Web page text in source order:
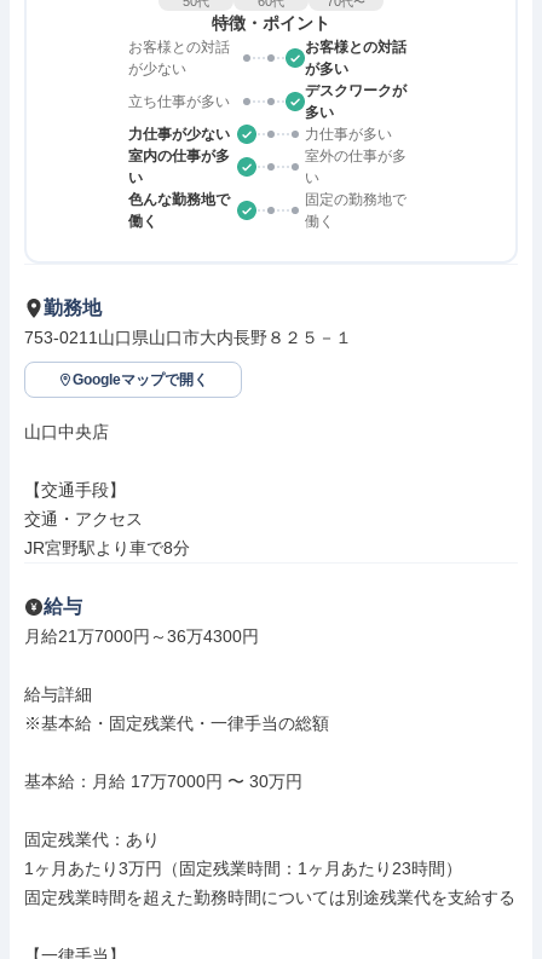
特徴・ポイント
お客様との対話
が少ない
お客様との対話
が多い
立ち仕事が多い
デスクワークが
多い
力仕事が少ない
力仕事が多い
室内の仕事が多
い
室外の仕事が多
い
色んな勤務地で
働く
固定の勤務地で
働く
勤務地
753-0211山口県山口市大内長野８２５－１
Googleマップで開く
山口中央店
【交通手段】
交通・アクセス
JR宮野駅より車で8分
給与
月給21万7000円～36万4300円
給与詳細
※基本給・固定残業代・一律手当の総額
基本給：月給 17万7000円 〜 30万円
固定残業代：あり
1ヶ月あたり3万円（固定残業時間：1ヶ月あたり23時間）
固定残業時間を超えた勤務時間については別途残業代を支給する